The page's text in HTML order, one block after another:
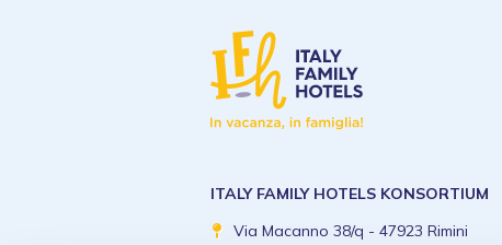
ITALY FAMILY HOTELS KONSORTIUM
Via Macanno 38/q - 47923 Rimini